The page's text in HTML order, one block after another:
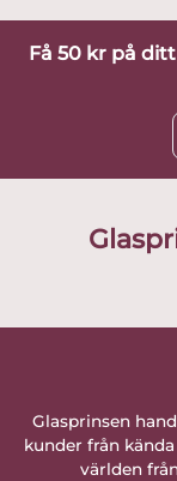
Få 50 kr på
Glasprinsen
kunder från
världen